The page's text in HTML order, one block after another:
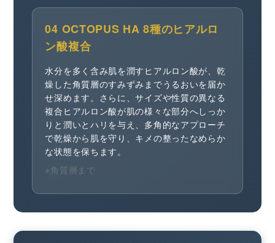
04 OCTOPUS HA 8種のヒアルロ
ン酸複合
水分を多く含み肌を潤すヒアルロン酸が、乾
燥した角質層のすみずみまでうるおいを届か
せ深めます。さらに、サイズや性質の異なる
複合ヒアルロン酸が肌の様々な部分へしっか
りと潤いとハリを与え、多角的なアプローチ
で乾燥から肌を守り、キメの整ったなめらか
な状態を保ちます。
※角質層まで